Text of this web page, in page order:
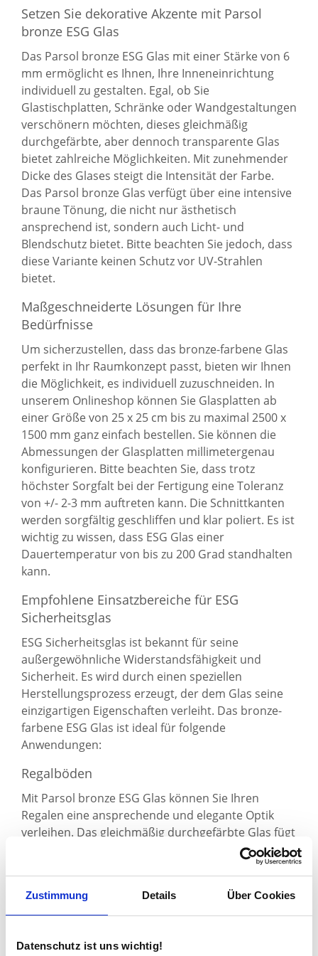
Zustimmung Details Über Cookies
Datenschutz ist uns wichtig!
Setzen Sie dekorative Akzente mit Parsol
bronze ESG Glas
Das Parsol bronze ESG Glas mit einer Stärke von 6
mm ermöglicht es Ihnen, Ihre Inneneinrichtung
individuell zu gestalten. Egal, ob Sie
Glastischplatten, Schränke oder Wandgestaltungen
verschönern möchten, dieses gleichmäßig
durchgefärbte, aber dennoch transparente Glas
bietet zahlreiche Möglichkeiten. Mit zunehmender
Dicke des Glases steigt die Intensität der Farbe.
Das Parsol bronze Glas verfügt über eine intensive
braune Tönung, die nicht nur ästhetisch
ansprechend ist, sondern auch Licht- und
Blendschutz bietet. Bitte beachten Sie jedoch, dass
diese Variante keinen Schutz vor UV-Strahlen
bietet.
Maßgeschneiderte Lösungen für Ihre
Bedürfnisse
Um sicherzustellen, dass das bronze-farbene Glas
perfekt in Ihr Raumkonzept passt, bieten wir Ihnen
die Möglichkeit, es individuell zuzuschneiden. In
unserem Onlineshop können Sie Glasplatten ab
einer Größe von 25 x 25 cm bis zu maximal 2500 x
1500 mm ganz einfach bestellen. Sie können die
Abmessungen der Glasplatten millimetergenau
konfigurieren. Bitte beachten Sie, dass trotz
höchster Sorgfalt bei der Fertigung eine Toleranz
von +/- 2-3 mm auftreten kann. Die Schnittkanten
werden sorgfältig geschliffen und klar poliert. Es ist
wichtig zu wissen, dass ESG Glas einer
Dauertemperatur von bis zu 200 Grad standhalten
kann.
Empfohlene Einsatzbereiche für ESG
Sicherheitsglas
ESG Sicherheitsglas ist bekannt für seine
außergewöhnliche Widerstandsfähigkeit und
Sicherheit. Es wird durch einen speziellen
Herstellungsprozess erzeugt, der dem Glas seine
einzigartigen Eigenschaften verleiht. Das bronze-
farbene ESG Glas ist ideal für folgende
Anwendungen:
Regalböden
Mit Parsol bronze ESG Glas können Sie Ihren
Regalen eine ansprechende und elegante Optik
verleihen. Das gleichmäßig durchgefärbte Glas fügt
sich nahtlos in Ihre Inneneinrichtung ein und
Glastischplatten